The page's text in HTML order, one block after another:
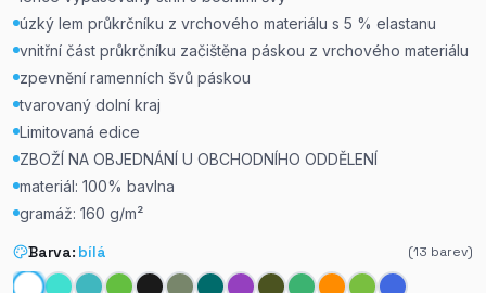
úzký lem průkrčníku z vrchového materiálu s 5 % elastanu
vnitřní část průkrčníku začištěna páskou z vrchového materiálu
zpevnění ramenních švů páskou
tvarovaný dolní kraj
Limitovaná edice
ZBOŽÍ NA OBJEDNÁNÍ U OBCHODNÍHO ODDĚLENÍ
materiál: 100% bavlna
gramáž: 160 g/m²
Barva: bílá (13 barev)